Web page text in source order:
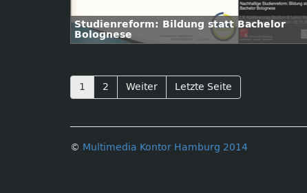
Studienreform: Bildung statt Bachelor
Bolognese
1 2 Weiter Letzte Seite
© Multimedia Kontor Hamburg 2014